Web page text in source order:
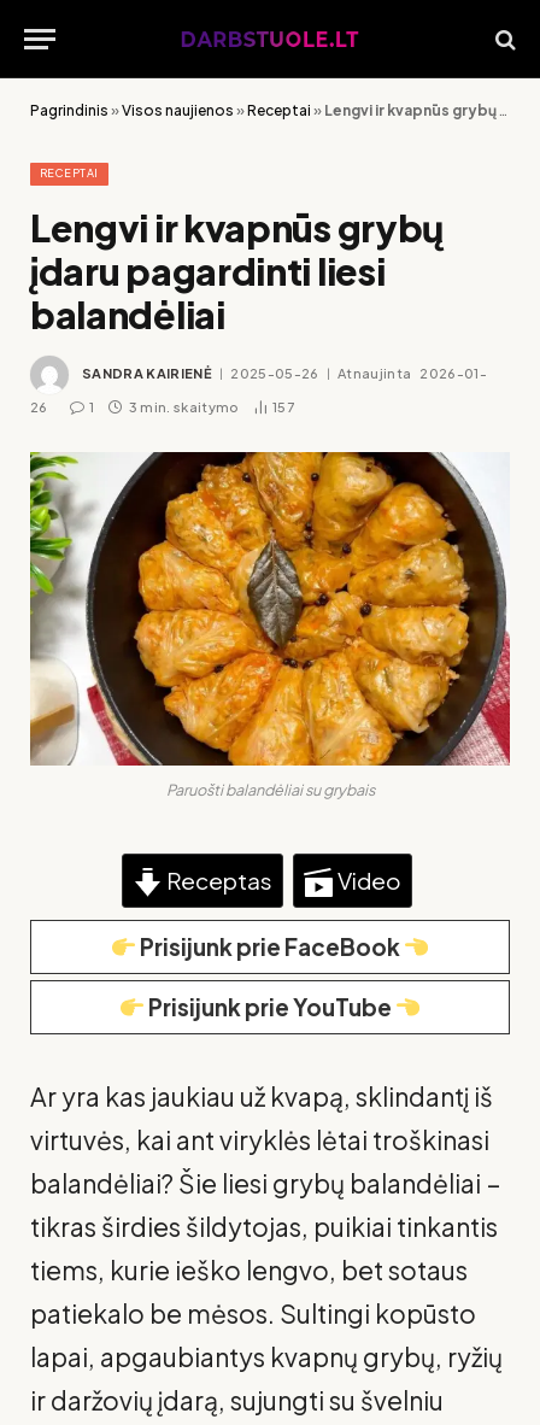
Pagrindinis »Visos naujienos »Receptai » Lengvi ir kvapnūs grybų įdaru pagardinti liesi balandėliai
RECEPTAI
Lengvi ir kvapnūs grybų
įdaru pagardinti liesi
balandėliai
SANDRA KAIRIENĖ 2025-05-26 Atnaujinta 2026-01-
26 1 3 min. skaitymo 157
Paruošti balandėliai su grybais
Receptas Video
Prisijunk prie FaceBook
Prisijunk prie YouTube
Ar yra kas jaukiau už kvapą, sklindantį iš
virtuvės, kai ant viryklės lėtai troškinasi
balandėliai? Šie liesi grybų balandėliai –
tikras širdies šildytojas, puikiai tinkantis
tiems, kurie ieško lengvo, bet sotaus
patiekalo be mėsos. Sultingi kopūsto
lapai, apgaubiantys kvapnų grybų, ryžių
ir daržovių įdarą, sujungti su švelniu